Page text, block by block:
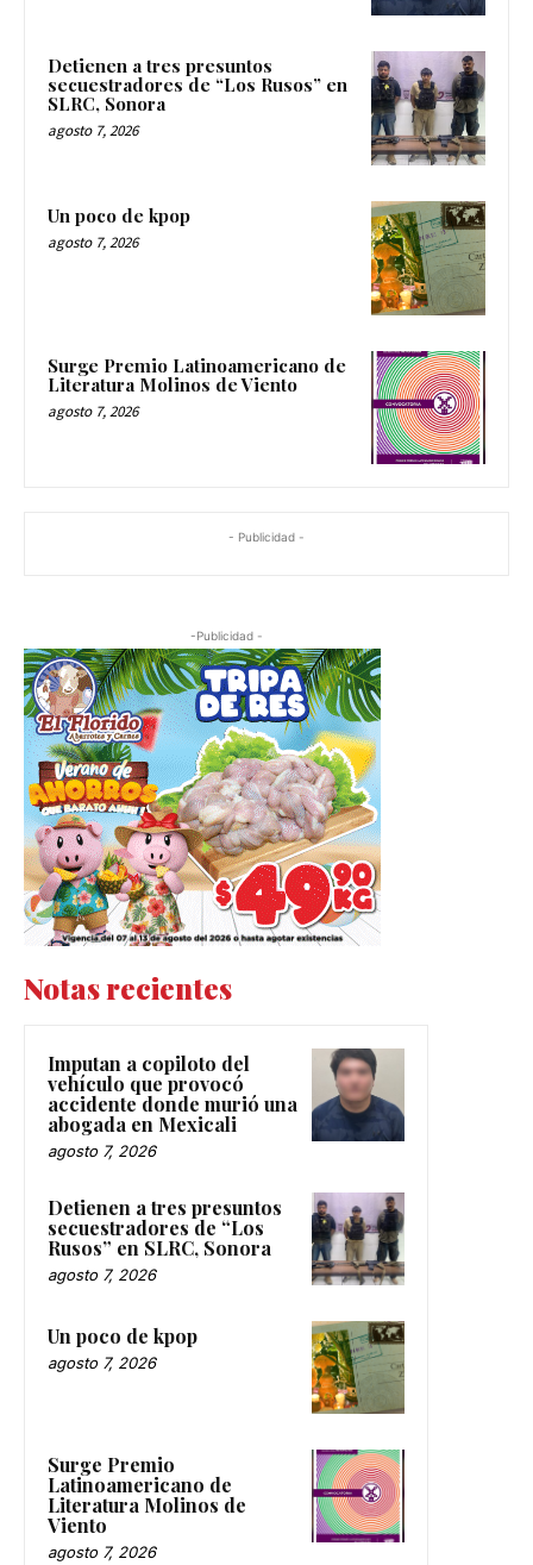
Detienen a tres presuntos
secuestradores de “Los Rusos” en
SLRC, Sonora
agosto 7, 2026
Un poco de kpop
agosto 7, 2026
Surge Premio Latinoamericano de
Literatura Molinos de Viento
agosto 7, 2026
- Publicidad -
-Publicidad -
Notas recientes
Imputan a copiloto del
vehículo que provocó
accidente donde murió una
abogada en Mexicali
agosto 7, 2026
Detienen a tres presuntos
secuestradores de “Los
Rusos” en SLRC, Sonora
agosto 7, 2026
Un poco de kpop
agosto 7, 2026
Surge Premio
Latinoamericano de
Literatura Molinos de
Viento
agosto 7, 2026